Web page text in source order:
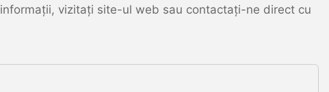
vizitați site-ul web sau contactați-ne direct cu